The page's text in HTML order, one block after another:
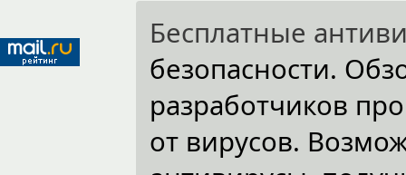
Бесплатные
безопасности.
разработчиков
от вирусов.